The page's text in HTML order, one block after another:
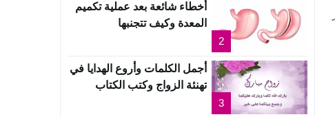
2
أخطاء شائعة بعد عملية تكميم
المعدة وكيف تتجنبها
3
أجمل الكلمات وأروع الهدايا في
تهنئة الزواج وكتب الكتاب